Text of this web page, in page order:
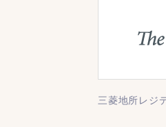
三菱地所レジ